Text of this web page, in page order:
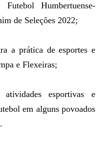
Humbertuense-
de Seleções 2022;
a prática de esportes e
e Flexeiras;
esportivas e
em alguns povoados